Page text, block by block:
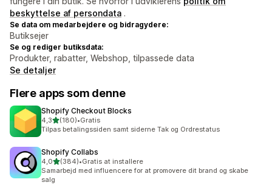
beskyttelse af persondata .
Se data om medarbejdere og bidragydere:
Butiksejer
Se og rediger butiksdata:
Produkter, rabatter, Webshop, tilpassede data
Se detaljer
Flere apps som denne
Shopify Checkout Blocks
4,3ud af 5 stjerner
(180)
180 anmeldelser i alt
•Gratis
Tilpas betalingssiden samt siderne Tak og Ordrestatus
Shopify Collabs
4,0ud af 5 stjerner
(384)
384 anmeldelser i alt
•Gratis at installere
Samarbejd med influencere for at promovere dit brand og skabe
salg